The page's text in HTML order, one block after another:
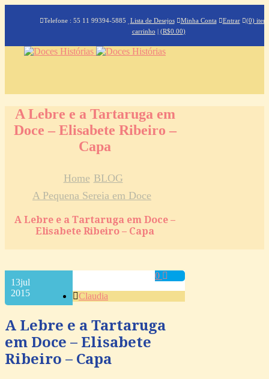
Telefone : 55 11 99394-5885 Lista de Desejos Minha Conta Entrar
(0)
carrinho | (R$0.00)
A Lebre e a Tartaruga em
Doce – Elisabete Ribeiro –
Capa
Home BLOG
A Pequena Sereia em Doce
A Lebre e a Tartaruga em Doce –
Elisabete Ribeiro – Capa
13jul
2015
0
A Lebre e a Tartaruga
em Doce – Elisabete
Ribeiro – Capa
Claudia